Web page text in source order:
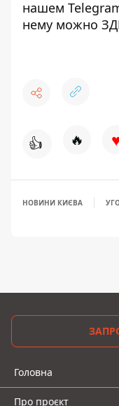
нашем
нему можно
👍 🔥
НОВИНИ КИЄВА
Головна
Про проєкт